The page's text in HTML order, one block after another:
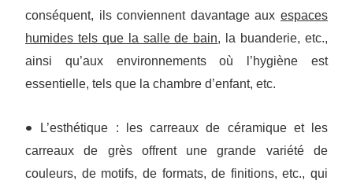
conséquent, ils conviennent davantage aux espaces
humides tels que la salle de bain, la buanderie, etc.,
ainsi qu’aux environnements où l’hygiène est
essentielle, tels que la chambre d’enfant, etc.
•
L’esthétique : les carreaux de céramique et les
carreaux de grès offrent une grande variété de
couleurs, de motifs, de formats, de finitions, etc., qui